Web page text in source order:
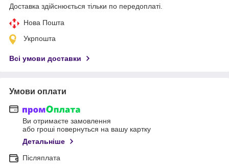
Доставка здійснюється тільки по передоплаті.
Нова Пошта
Укрпошта
Всі умови доставки
Умови оплати
Ви отримаєте замовлення
або гроші повернуться на вашу картку
Детальніше
Післяплата